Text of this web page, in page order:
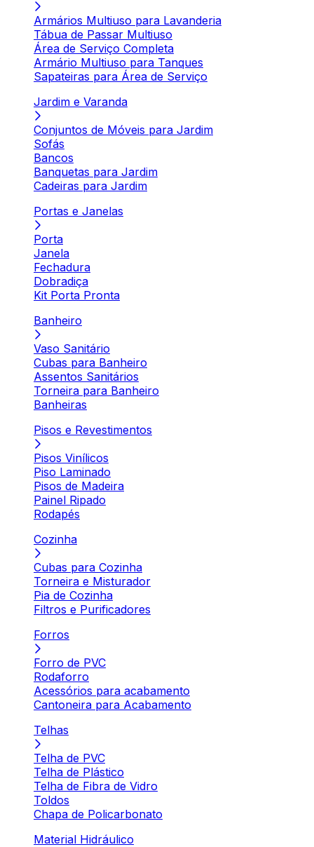
Armários Multiuso para Lavanderia
Tábua de Passar Multiuso
Área de Serviço Completa
Armário Multiuso para Tanques
Sapateiras para Área de Serviço
Jardim e Varanda
Conjuntos de Móveis para Jardim
Sofás
Bancos
Banquetas para Jardim
Cadeiras para Jardim
Portas e Janelas
Porta
Janela
Fechadura
Dobradiça
Kit Porta Pronta
Banheiro
Vaso Sanitário
Cubas para Banheiro
Assentos Sanitários
Torneira para Banheiro
Banheiras
Pisos e Revestimentos
Pisos Vinílicos
Piso Laminado
Pisos de Madeira
Painel Ripado
Rodapés
Cozinha
Cubas para Cozinha
Torneira e Misturador
Pia de Cozinha
Filtros e Purificadores
Forros
Forro de PVC
Rodaforro
Acessórios para acabamento
Cantoneira para Acabamento
Telhas
Telha de PVC
Telha de Plástico
Telha de Fibra de Vidro
Toldos
Chapa de Policarbonato
Material Hidráulico